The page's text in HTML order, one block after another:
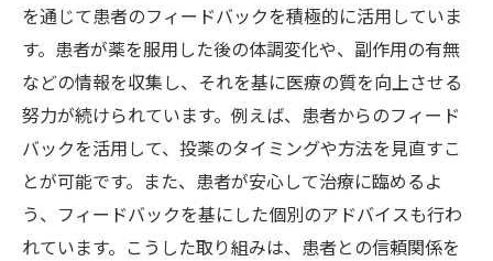
患者の自立を支援するフォローアップ
医療事故の予防策としての役割
フォローアップを通じた信頼関係の構築
患者中心の医療サービスの強化
江戸川台駅周辺での投薬後フォローアップがも
たらす新たな健康意識
地域住民の健康意識向上の取り組み
を通じて患者のフィードバックを積極的に活用していま
す。患者が薬を服用した後の体調変化や、副作用の有無
などの情報を収集し、それを基に医療の質を向上させる
努力が続けられています。例えば、患者からのフィード
バックを活用して、投薬のタイミングや方法を見直すこ
とが可能です。また、患者が安心して治療に臨めるよ
う、フィードバックを基にした個別のアドバイスも行わ
れています。こうした取り組みは、患者との信頼関係を